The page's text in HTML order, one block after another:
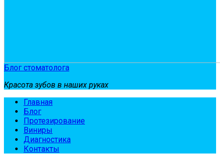
Блог стоматолога
Красота зубов в наших руках
Главная
Блог
Протезирование
Виниры
Диагностика
Контакты